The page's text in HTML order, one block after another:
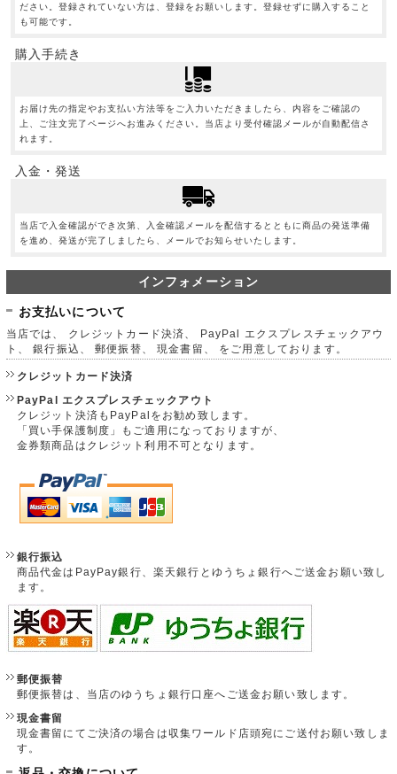
ださい。登録されていない方は、登録をお願いします。登録せずに購入すること
も可能です。
購入手続き
お届け先の指定やお支払い方法等をご入力いただきましたら、内容をご確認の
上、ご注文完了ページへお進みください。当店より受付確認メールが自動配信さ
れます。
入金・発送
当店で入金確認ができ次第、入金確認メールを配信するとともに商品の発送準備
を進め、発送が完了しましたら、メールでお知らせいたします。
インフォメーション
お支払いについて
当店では、 クレジットカード決済、 PayPal エクスプレスチェックアウ
ト、 銀行振込、 郵便振替、 現金書留、 をご用意しております。
クレジットカード決済
PayPal エクスプレスチェックアウト
クレジット決済もPayPalをお勧め致します。
「買い手保護制度」もご適用になっておりますが、
金券類商品はクレジット利用不可となります。
銀行振込
商品代金はPayPay銀行、楽天銀行とゆうちょ銀行へご送金お願い致し
ます。
郵便振替
郵便振替は、当店のゆうちょ銀行口座へご送金お願い致します。
現金書留
現金書留にてご決済の場合は収集ワールド店頭宛にご送付お願い致しま
す。